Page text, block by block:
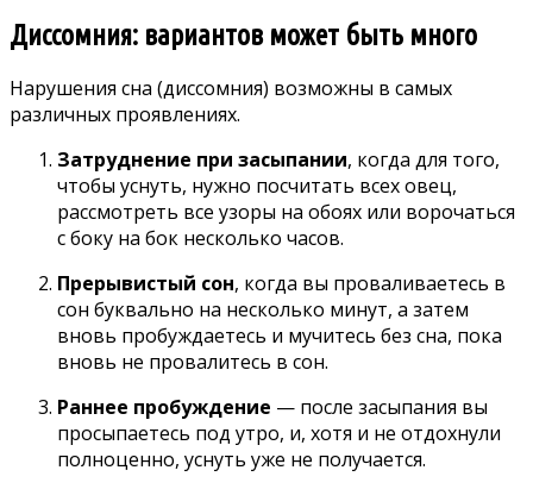
Диссомния: вариантов может быть много
Нарушения сна (диссомния) возможны в самых
различных проявлениях.
Затруднение при засыпании, когда для того,
чтобы уснуть, нужно посчитать всех овец,
рассмотреть все узоры на обоях или ворочаться
с боку на бок несколько часов.
Прерывистый сон, когда вы проваливаетесь в
сон буквально на несколько минут, а затем
вновь пробуждаетесь и мучитесь без сна, пока
вновь не провалитесь в сон.
Раннее пробуждение — после засыпания вы
просыпаетесь под утро, и, хотя и не отдохнули
полноценно, уснуть уже не получается.